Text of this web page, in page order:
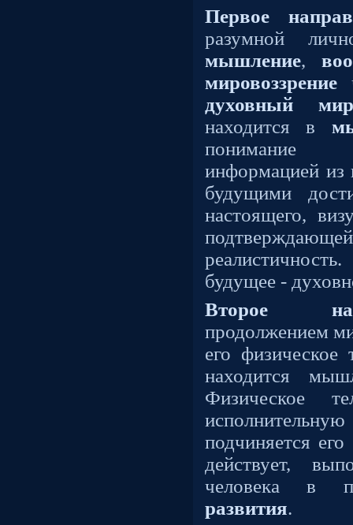
Первое
разумной
мышление,
мировоззрение
духовный мир
находится в
понимание
информацией из
будущими
настоящего,
будущее -
Второе
продолжением
его физическое
находится
Физическое
подчиняется
действует,
человека в
развития.